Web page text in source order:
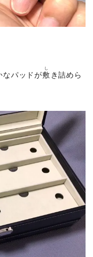
なパッドが敷
し
き詰めら